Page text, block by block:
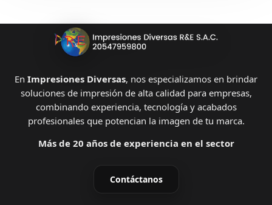
En Impresiones Diversas, nos especializamos en brindar
soluciones de impresión de alta calidad para empresas,
combinando experiencia, tecnología y acabados
profesionales que potencian la imagen de tu marca.
Más de 20 años de experiencia en el sector
Contáctanos